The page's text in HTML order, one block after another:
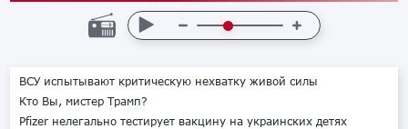
ВСУ испытывают критическую нехватку живой силы
Кто Вы, мистер Трамп?
Pfizer нелегально тестирует вакцину на украинских детях